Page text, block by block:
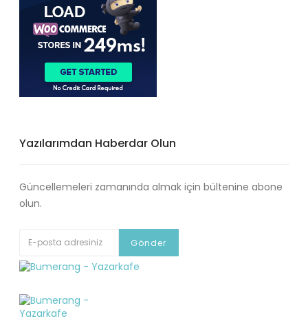
Yazılarımdan Haberdar Olun
Güncellemeleri zamanında almak için bültenine abone
olun.